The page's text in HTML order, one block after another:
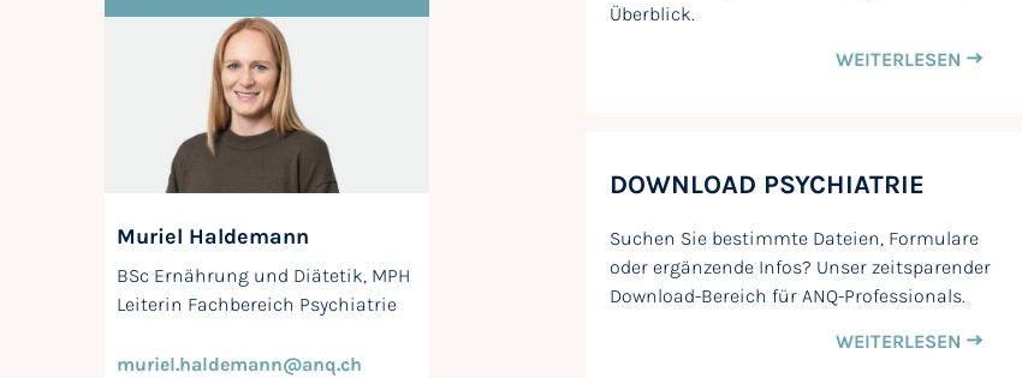
Muriel Haldemann
BSc Ernährung und Diätetik, MPH
Leiterin Fachbereich Psychiatrie
muriel.haldemann@anq.ch
Überblick.
WEITERLESEN
DOWNLOAD PSYCHIATRIE
Suchen Sie bestimmte Dateien, Formulare
oder ergänzende Infos? Unser zeitsparender
Download-Bereich für ANQ-Professionals.
WEITERLESEN